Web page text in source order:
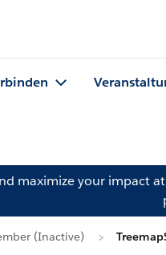
maximize your impact
(Inactive)